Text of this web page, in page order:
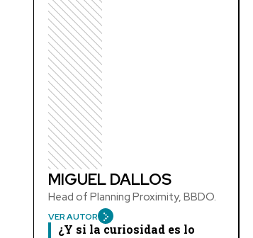
MIGUEL DALLOS
Head of Planning Proximity, BBDO.
VER AUTOR
¿Y si la curiosidad es lo